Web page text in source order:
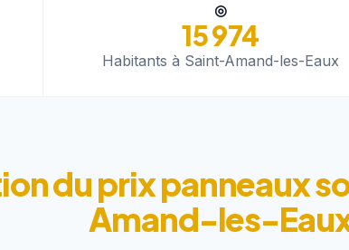
◎
15 974
Habitants à Saint-Amand-les-Eaux
du prix panneaux
Amand-les-